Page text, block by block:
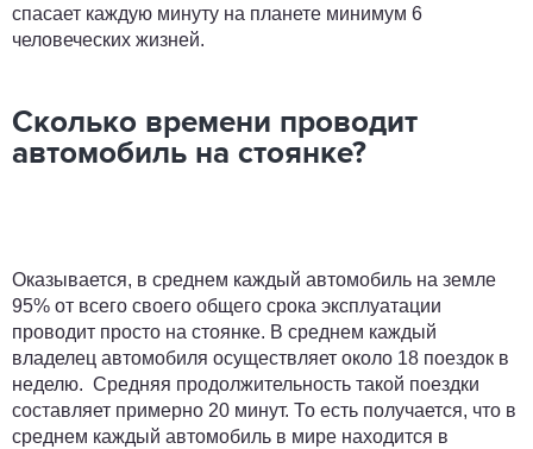
спасает каждую минуту на планете минимум 6
человеческих жизней.
Сколько времени проводит
автомобиль на стоянке?
Оказывается, в среднем каждый автомобиль на земле
95% от всего своего общего срока эксплуатации
проводит просто на стоянке. В среднем каждый
владелец автомобиля осуществляет около 18 поездок в
неделю. Средняя продолжительность такой поездки
составляет примерно 20 минут. То есть получается, что в
среднем каждый автомобиль в мире находится в